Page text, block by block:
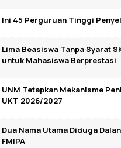
Ini 45 Perguruan Tinggi
Lima Beasiswa Tanpa Syarat
untuk Mahasiswa Berprestasi
UNM Tetapkan Mekanisme
UKT 2026/2027
Dua Nama Utama Diduga
FMIPA